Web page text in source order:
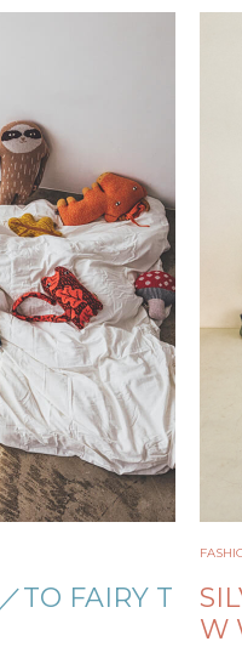
TO FAIRY T
W